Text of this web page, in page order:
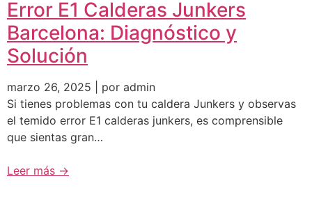
Error E1 Calderas Junkers
Barcelona: Diagnóstico y
Solución
marzo 26, 2025 | por admin
Si tienes problemas con tu caldera Junkers y observas
el temido error E1 calderas junkers, es comprensible
que sientas gran…
Leer más →